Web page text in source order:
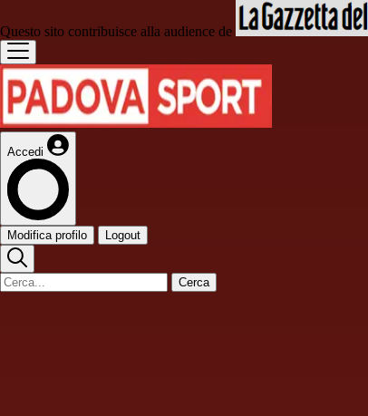
Questo sito contribuisce alla audience de
Accedi
Modifica profilo Logout
Cerca